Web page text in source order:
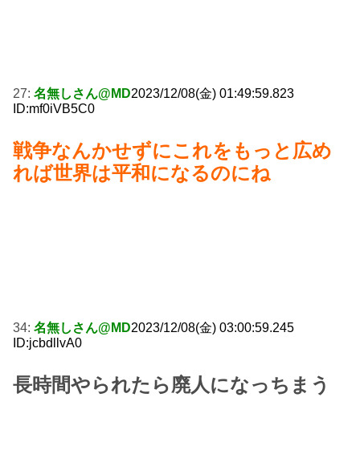
27: 名無しさん@MD2023/12/08(金) 01:49:59.823
ID:mf0iVB5C0
戦争なんかせずにこれをもっと広め
れば世界は平和になるのにね
34: 名無しさん@MD2023/12/08(金) 03:00:59.245
ID:jcbdllvA0
長時間やられたら廃人になっちまう